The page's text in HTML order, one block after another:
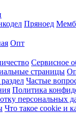
Пряноед
Опт
Сервисное
страницы
Частые
Политика
персональных
Что такое cookie и